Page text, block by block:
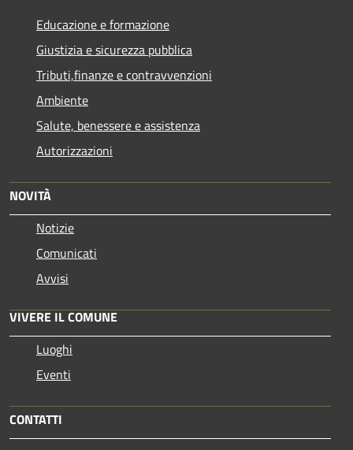
Educazione e formazione
Giustizia e sicurezza pubblica
Tributi,finanze e contravvenzioni
Ambiente
Salute, benessere e assistenza
Autorizzazioni
NOVITÀ
Notizie
Comunicati
Avvisi
VIVERE IL COMUNE
Luoghi
Eventi
CONTATTI